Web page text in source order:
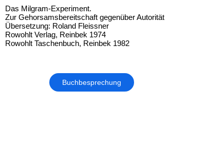
Das Milgram-Experiment.
Zur Gehorsamsbereitschaft gegenüber Autorität
Übersetzung: Roland Fleissner
Rowohlt Verlag, Reinbek 1974
Rowohlt Taschenbuch, Reinbek 1982
Buchbesprechung